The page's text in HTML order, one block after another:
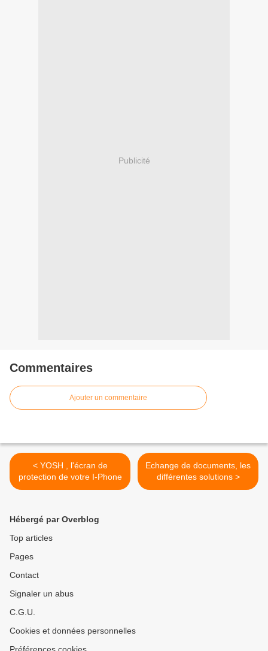
Publicité
Commentaires
Ajouter un commentaire
< YOSH , l'écran de
protection de votre I-Phone
Echange de documents, les
différentes solutions >
Hébergé par Overblog
Top articles
Pages
Contact
Signaler un abus
C.G.U.
Cookies et données personnelles